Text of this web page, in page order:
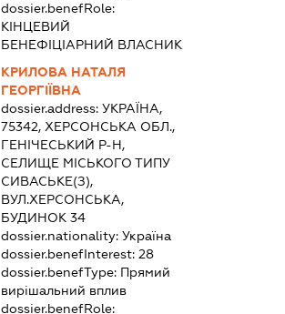
dossier.benefRole:
КІНЦЕВИЙ
БЕНЕФІЦІАРНИЙ ВЛАСНИК
КРИЛОВА НАТАЛЯ
ГЕОРГІЇВНА
dossier.address:УКРАЇНА,
75342, ХЕРСОНСЬКА ОБЛ.,
ГЕНІЧЕСЬКИЙ Р-Н,
СЕЛИЩЕ МІСЬКОГО ТИПУ
СИВАСЬКЕ(З),
ВУЛ.ХЕРСОНСЬКА,
БУДИНОК 34
dossier.nationality:Україна
dossier.benefInterest:28
dossier.benefType: Прямий
вирішальний вплив
dossier.benefRole: